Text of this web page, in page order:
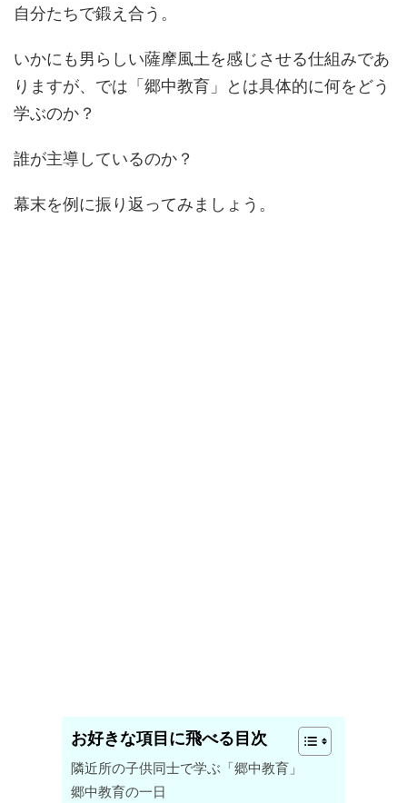
自分たちで鍛え合う。
いかにも男らしい薩摩風土を感じさせる仕組みであ
りますが、では「郷中教育」とは具体的に何をどう
学ぶのか？
誰が主導しているのか？
幕末を例に振り返ってみましょう。
お好きな項目に飛べる目次
隣近所の子供同士で学ぶ「郷中教育」
郷中教育の一日